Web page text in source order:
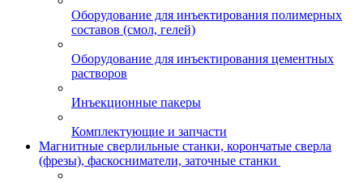
Оборудование для инъектирования полимерных
составов (смол, гелей)
Оборудование для инъектирования цементных
растворов
Инъекционные пакеры
Комплектующие и запчасти
Магнитные сверлильные станки, корончатые сверла
(фрезы), фаскосниматели, заточные станки